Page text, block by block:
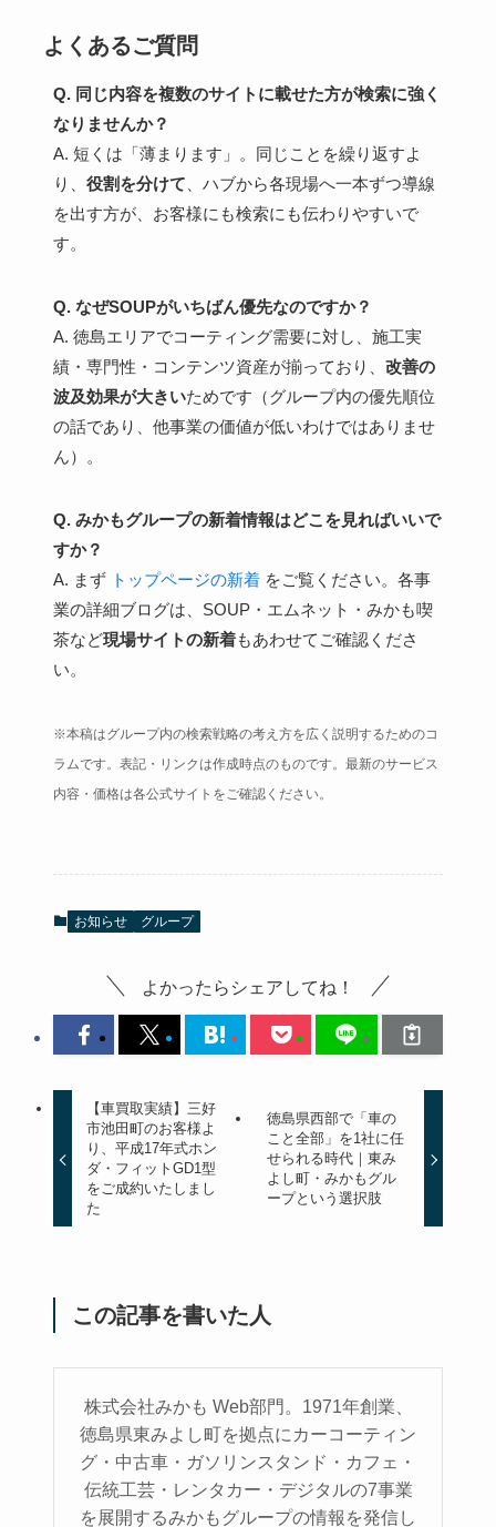
よくあるご質問
Q. 同じ内容を複数のサイトに載せた方が検索に強く
なりませんか？
A. 短くは「薄まります」。同じことを繰り返すよ
り、 役割を分けて 、ハブから各現場へ一本ずつ導線
を出す方が、お客様にも検索にも伝わりやすいで
す。
Q. なぜSOUPがいちばん優先なのですか？
A. 徳島エリアでコーティング需要に対し、施工実
績・専門性・コンテンツ資産が揃っており、 改善の
波及効果が大きいためです（グループ内の優先順位
の話であり、他事業の価値が低いわけではありませ
ん）。
Q. みかもグループの新着情報はどこを見ればいいで
すか？
A. まず トップページの新着 をご覧ください。各事
業の詳細ブログは、SOUP・エムネット・みかも喫
茶など現場サイトの新着もあわせてご確認くださ
い。
※本稿はグループ内の検索戦略の考え方を広く説明するためのコ
ラムです。表記・リンクは作成時点のものです。最新のサービス
内容・価格は各公式サイトをご確認ください。
お知らせ グループ
よかったらシェアしてね！
【車買取実績】三好
市池田町のお客様よ
り、平成17年式ホン
ダ・フィットGD1型
をご成約いたしまし
た
徳島県西部で「車の
こと全部」を1社に任
せられる時代｜東み
よし町・みかもグル
ープという選択肢
この記事を書いた人
株式会社みかも Web部門。1971年創業、
徳島県東みよし町を拠点にカーコーティン
グ・中古車・ガソリンスタンド・カフェ・
伝統工芸・レンタカー・デジタルの7事業
を展開するみかもグループの情報を発信し